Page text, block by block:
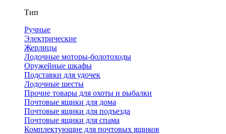
Тип
Ручные
Электрические
Жерлицы
Лодочные моторы-болотоходы
Оружейные шкафы
Подставки для удочек
Лодочные шесты
Прочие товары для охоты и рыбалки
Почтовые ящики для дома
Почтовые ящики для подъезда
Почтовые ящики для спама
Комплектующие для почтовых ящиков